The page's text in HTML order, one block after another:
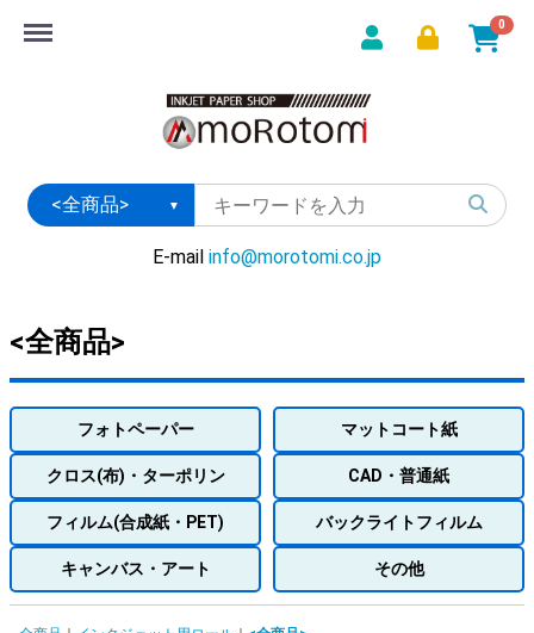
0
E-mail info@morotomi.co.jp
Menu
<全商品>
フォトペーパー マットコート紙
クロス(布)・ターポリン CAD・普通紙
フィルム(合成紙・PET) バックライトフィルム
キャンバス・アート その他